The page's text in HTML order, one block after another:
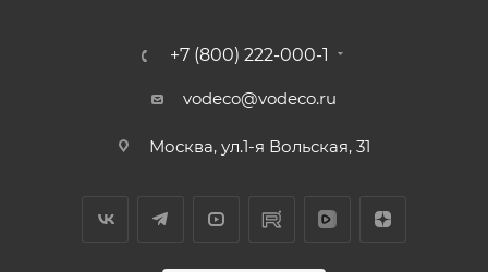
+7 (800) 222-000-1
vodeco@vodeco.ru
Москва, ул.1-я Вольская, 31